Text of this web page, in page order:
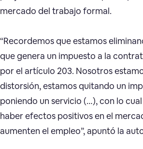
mercado del trabajo formal.
“Recordemos que estamos
que genera un impuesto a la
por el artículo 203. Nosotros
distorsión, estamos quitando un
poniendo un servicio (…), con lo
haber efectos positivos en el
aumenten el empleo”, apuntó la